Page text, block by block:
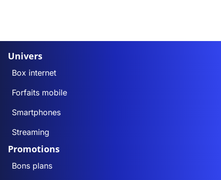
Univers
Box internet
Forfaits mobile
Smartphones
Streaming
Promotions
Bons plans